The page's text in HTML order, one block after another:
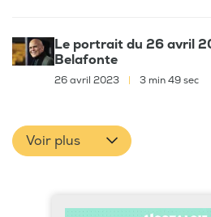
Le portrait du 26 avril
Belafonte
26 avril 2023 3 min 49 sec
Voir plus